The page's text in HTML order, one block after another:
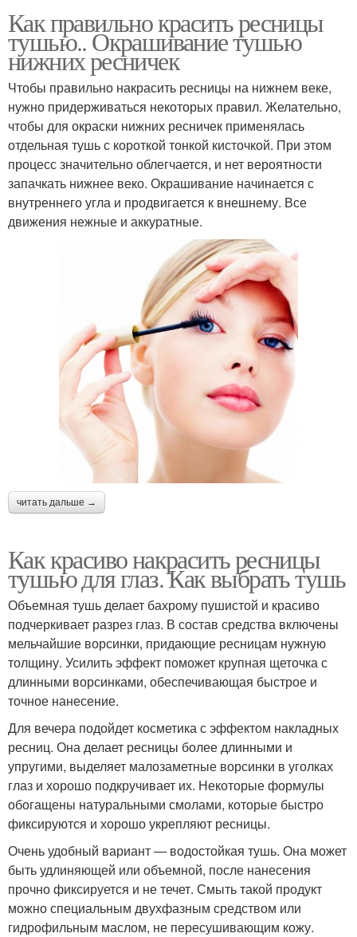
Как правильно красить ресницы
тушью.. Окрашивание тушью
нижних ресничек
Чтобы правильно накрасить ресницы на нижнем веке,
нужно придерживаться некоторых правил. Желательно,
чтобы для окраски нижних ресничек применялась
отдельная тушь с короткой тонкой кисточкой. При этом
процесс значительно облегчается, и нет вероятности
запачкать нижнее веко. Окрашивание начинается с
внутреннего угла и продвигается к внешнему. Все
движения нежные и аккуратные.
читать дальше →
Как красиво накрасить ресницы
тушью для глаз. Как выбрать тушь
Объемная тушь делает бахрому пушистой и красиво
подчеркивает разрез глаз. В состав средства включены
мельчайшие ворсинки, придающие ресницам нужную
толщину. Усилить эффект поможет крупная щеточка с
длинными ворсинками, обеспечивающая быстрое и
точное нанесение.
Для вечера подойдет косметика с эффектом накладных
ресниц. Она делает ресницы более длинными и
упругими, выделяет малозаметные ворсинки в уголках
глаз и хорошо подкручивает их. Некоторые формулы
обогащены натуральными смолами, которые быстро
фиксируются и хорошо укрепляют ресницы.
Очень удобный вариант — водостойкая тушь. Она может
быть удлиняющей или объемной, после нанесения
прочно фиксируется и не течет. Смыть такой продукт
можно специальным двухфазным средством или
гидрофильным маслом, не пересушивающим кожу.